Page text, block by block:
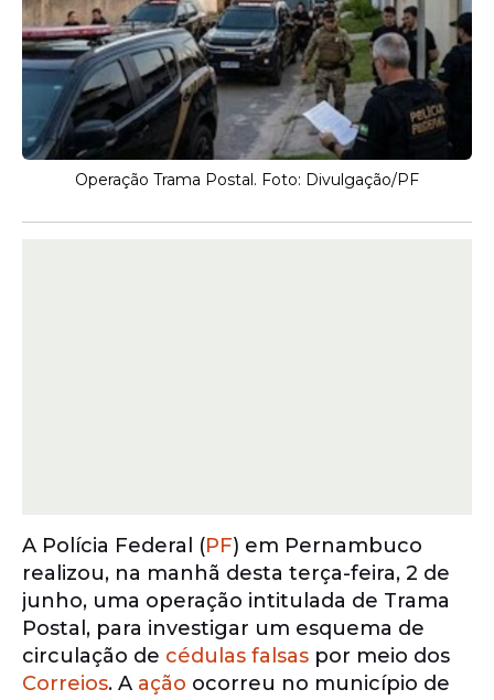
Operação Trama Postal. Foto: Divulgação/PF
A Polícia Federal (PF) em Pernambuco
realizou, na manhã desta terça-feira, 2 de
junho, uma operação intitulada de Trama
Postal, para investigar um esquema de
circulação de cédulas falsas por meio dos
Correios. A ação ocorreu no município de